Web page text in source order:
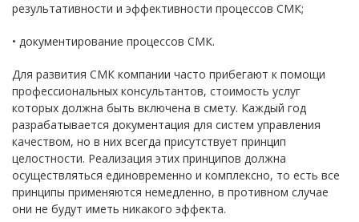
результативности и эффективности процессов СМК;
• документирование процессов СМК.
Для развития СМК компании часто прибегают к помощи
профессиональных консультантов, стоимость услуг
которых должна быть включена в смету. Каждый год
разрабатывается документация для систем управления
качеством, но в них всегда присутствует принцип
целостности. Реализация этих принципов должна
осуществляться единовременно и комплексно, то есть все
принципы применяются немедленно, в противном случае
они не будут иметь никакого эффекта.